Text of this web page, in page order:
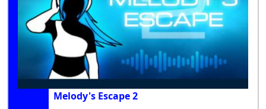
Melody's Escape 2